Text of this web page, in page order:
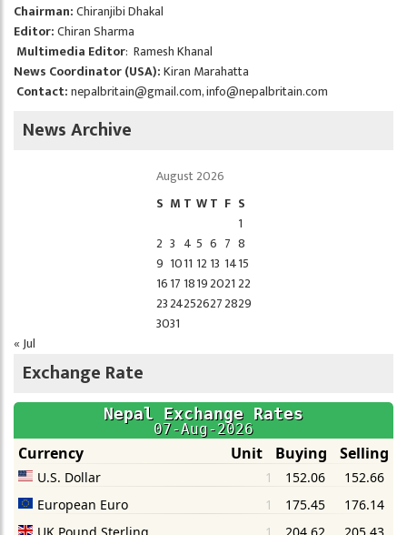
Chairman:Chiranjibi Dhakal
Editor:Chiran Sharma
Multimedia Editor: Ramesh Khanal
News Coordinator (USA):Kiran Marahatta
Contact:nepalbritain@gmail.com,info@nepalbritain.com
News Archive
August 2026
S M T WT F S
1
2 3 4 5 6 7 8
9 1011 12 13 1415
1617 1819202122
23242526272829
3031
« Jul
Exchange Rate